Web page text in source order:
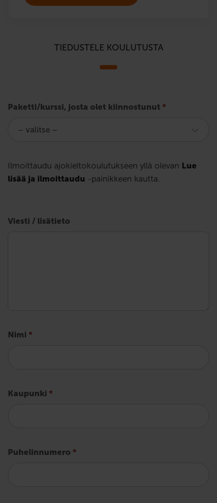
TIEDUSTELE KOULUTUSTA
Poliisin
määräämät
arvioinnit
-
Paketti/kurssi, josta olet kiinnostunut *
Ilmoittaudu ajokieltokoulutukseen yllä olevan Lue
lisää ja ilmoittaudu -painikkeen kautta.
Viesti / lisätieto
Nimi *
Kaupunki *
Puhelinnumero *